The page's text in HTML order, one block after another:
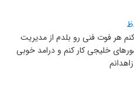
هر فوت فنی رو بلدم از مدیریت
خلیجی کار کنم و درامد خوبی